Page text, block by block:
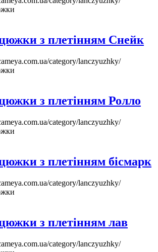
з плетінням Снейк
category/lanczyuzhky/
з плетінням Ролло
category/lanczyuzhky/
з плетінням бісмарк
category/lanczyuzhky/
з плетінням лав
category/lanczyuzhky/